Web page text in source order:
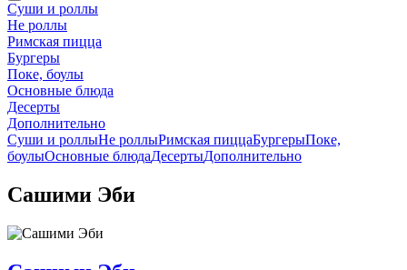
Суши и роллы
Не роллы
Римская пицца
Бургеры
Поке, боулы
Основные блюда
Десерты
Дополнительно
Суши и роллыНе роллыРимская пиццаБургерыПоке,
боулыОсновные блюдаДесертыДополнительно
Сашими Эби